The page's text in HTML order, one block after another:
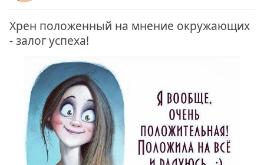
Хрен положенный на мнение окружающих
- залог успеха!